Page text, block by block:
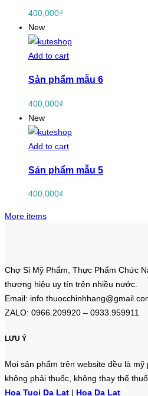
400,000₫
New
Add to cart
Sản phẩm mẫu 6
400,000₫
New
Add to cart
Sản phẩm mẫu 5
400,000₫
More items
Chợ Sỉ Mỹ Phẩm, Thực Phẩm Chức
thương hiệu uy tín trên nhiều nước.
Email:
ZALO: 0966.209920 – 0933.959911
LƯU Ý
Mọi sản phẩm trên website đều là mỹ
không phải thuốc, không thay thế
Hoa Tuoi Da Lat | Hoa Da Lat